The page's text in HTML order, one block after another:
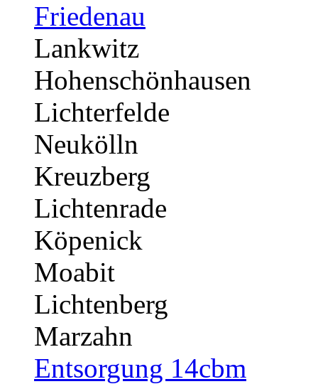
Friedenau
Lankwitz
Hohenschönhausen
Lichterfelde
Neukölln
Kreuzberg
Lichtenrade
Köpenick
Moabit
Lichtenberg
Marzahn
Entsorgung 14cbm